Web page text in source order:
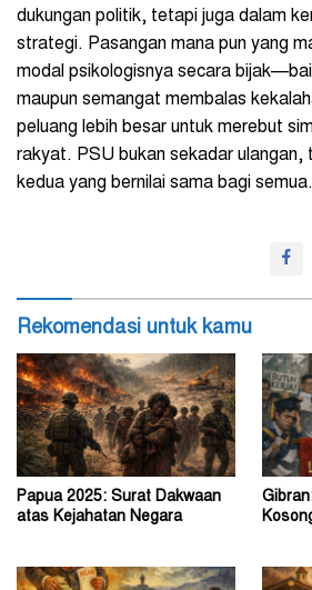
dukungan politik, tetapi juga dalam
strategi. Pasangan mana pun yang
modal psikologisnya secara
maupun semangat membalas
peluang lebih besar untuk merebut
rakyat. PSU bukan sekadar ulangan,
kedua yang bernilai sama bagi
Rekomendasi untuk kamu
Papua 2025: Surat Dakwaan
atas Kejahatan Negara